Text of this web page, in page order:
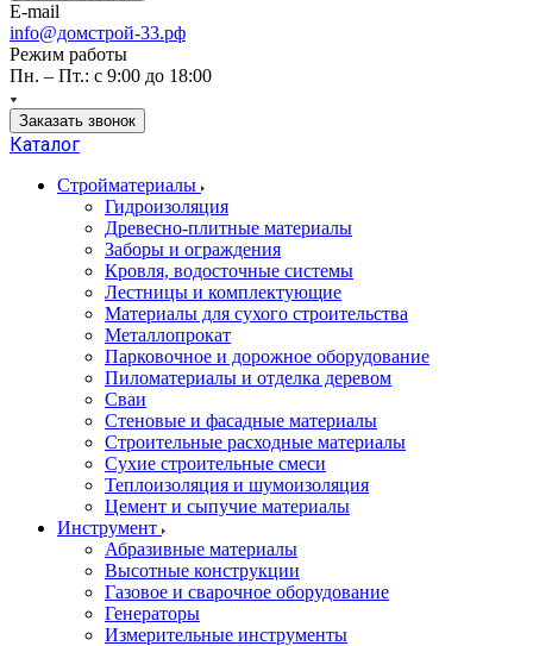
E-mail
info@домстрой-33.рф
Режим работы
Пн. – Пт.: с 9:00 до 18:00
Заказать звонок
Каталог
Стройматериалы
Гидроизоляция
Древесно-плитные материалы
Заборы и ограждения
Кровля, водосточные системы
Лестницы и комплектующие
Материалы для сухого строительства
Металлопрокат
Парковочное и дорожное оборудование
Пиломатериалы и отделка деревом
Сваи
Стеновые и фасадные материалы
Строительные расходные материалы
Сухие строительные смеси
Теплоизоляция и шумоизоляция
Цемент и сыпучие материалы
Инструмент
Абразивные материалы
Высотные конструкции
Газовое и сварочное оборудование
Генераторы
Измерительные инструменты